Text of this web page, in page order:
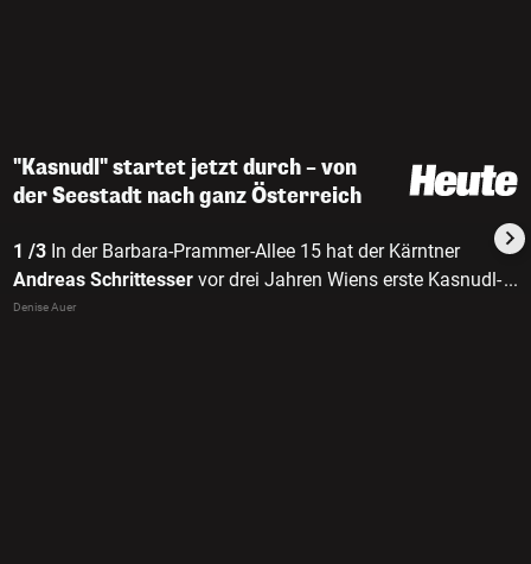
"Kasnudl" startet jetzt durch – von
der Seestadt nach ganz Österreich
1 /3 In der Barbara-Prammer-Allee 15 hat der Kärntner
Andreas Schrittesser vor drei Jahren Wiens erste Kasnudl-
Manufaktur in der Seestadt eröffnet.
...
Denise Auer